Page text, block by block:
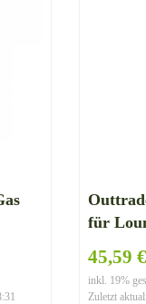
für
45,59 €
inkl. 19%
Zuletzt